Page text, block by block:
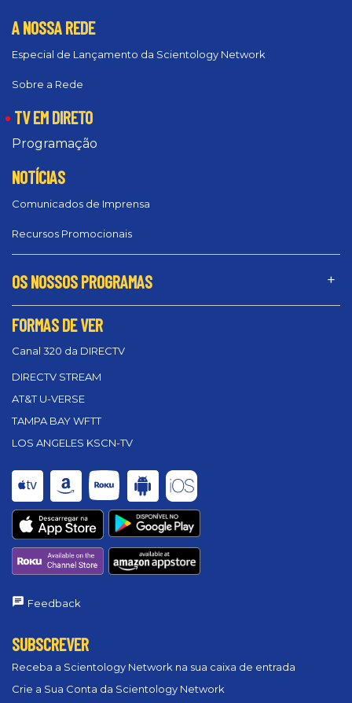
A NOSSA REDE
Especial de Lançamento da Scientology Network
Sobre a Rede
TV EM DIRETO
Programação
NOTÍCIAS
Comunicados de Imprensa
Recursos Promocionais
OS NOSSOS PROGRAMAS
FORMAS DE VER
Canal 320 da DIRECTV
DIRECTV STREAM
AT&T U-VERSE
TAMPA BAY WFTT
LOS ANGELES KSCN-TV
Feedback
SUBSCREVER
Receba a Scientology Network na sua caixa de entrada
Crie a Sua Conta da Scientology Network